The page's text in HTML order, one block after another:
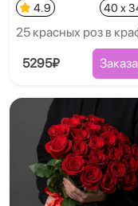
4.9 40 x
25 красных роз в
5295₽